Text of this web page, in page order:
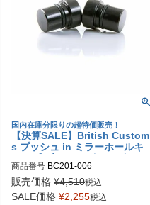
国内在庫分限りの超特価販売！
【決算SALE】British Custom
s プッシュ in ミラーホールキ
メリカ等
商品番号 BC201-006
D型番：0641-0232
販売価格 ¥4,510税込
SALE価格 ¥2,255税込